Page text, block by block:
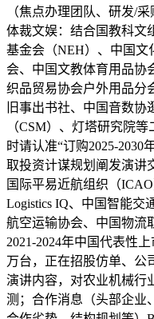
（焦点办理团队、研发/
体裁文娱：结合国教科文
基金会（NEH）、中国文
会、中国文教体育用品协
织品贸易协会户外用品分
旧事出书社、中国音数
（CSM）、灯塔研究院
时请认准“订购2025-
取投资计谋规划阐发演讲
国际平易近航组织（
Logistics IQ、中国智能交
航空运输协会、中国物流
2021-2024年中国代表性
万台，正在招股仿单、公
演讲内容，对农业机械行
测；合作消息（头部企业